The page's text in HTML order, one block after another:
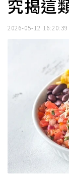
究揭這
2026-05-12 16:20:39